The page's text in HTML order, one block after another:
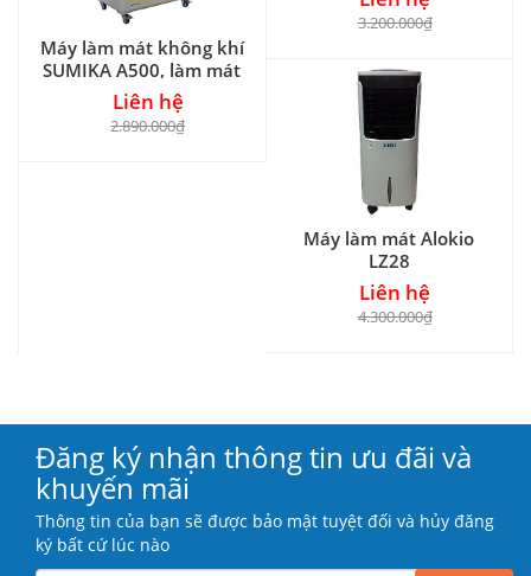
Máy làm mát không khí
SUMIKA A500, làm mát
từ 30-50m²
Liên hệ
2.890.000₫
3.200.000₫
Máy làm mát Alokio
LZ28
Liên hệ
4.300.000₫
Đăng ký nhận thông tin ưu đãi và
khuyến mãi
Thông tin của bạn sẽ được bảo mật tuyệt đối và hủy đăng
ký bất cứ lúc nào